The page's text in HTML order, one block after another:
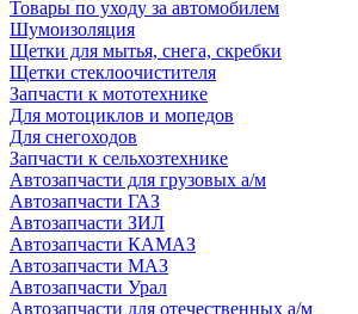
Товары по уходу за автомобилем
Шумоизоляция
Щетки для мытья, снега, скребки
Щетки стеклоочистителя
Запчасти к мототехнике
Для мотоциклов и мопедов
Для снегоходов
Запчасти к сельхозтехнике
Автозапчасти для грузовых а/м
Автозапчасти ГАЗ
Автозапчасти ЗИЛ
Автозапчасти КАМАЗ
Автозапчасти МАЗ
Автозапчасти Урал
Автозапчасти для отечественных а/м